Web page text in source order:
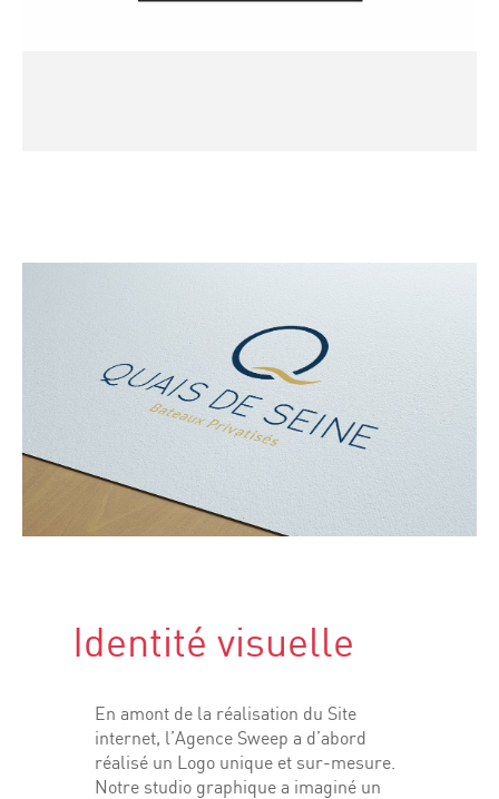
Identité visuelle
En amont de la réalisation du Site
internet, l’Agence Sweep a d’abord
réalisé un Logo unique et sur-mesure.
Notre studio graphique a imaginé un